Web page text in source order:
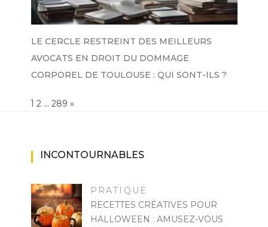
LE CERCLE RESTREINT DES MEILLEURS
AVOCATS EN DROIT DU DOMMAGE
CORPOREL DE TOULOUSE : QUI SONT-ILS ?
Page:
1 2 … 289 NEXT
»
INCONTOURNABLES
PRATIQUE
RECETTES CRÉATIVES POUR
HALLOWEEN : AMUSEZ-VOUS